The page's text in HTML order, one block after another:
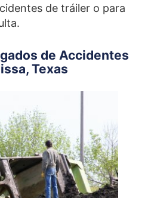
de tráiler o para
de Accidentes
Texas